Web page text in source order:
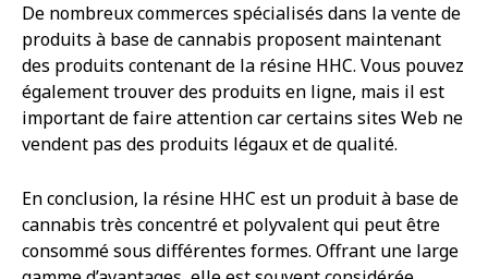
De nombreux commerces spécialisés dans la vente de
produits à base de cannabis proposent maintenant
des produits contenant de la résine HHC. Vous pouvez
également trouver des produits en ligne, mais il est
important de faire attention car certains sites Web ne
vendent pas des produits légaux et de qualité.
En conclusion, la résine HHC est un produit à base de
cannabis très concentré et polyvalent qui peut être
consommé sous différentes formes. Offrant une large